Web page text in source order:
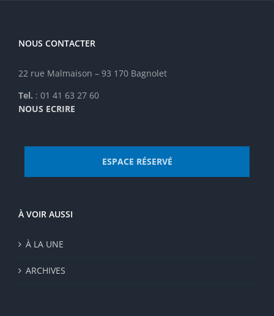
NOUS CONTACTER
22 rue Malmaison – 93 170 Bagnolet
Tel. : 01 41 63 27 60
NOUS ECRIRE
ESPACE RÉSERVÉ
À VOIR AUSSI
À LA UNE
ARCHIVES